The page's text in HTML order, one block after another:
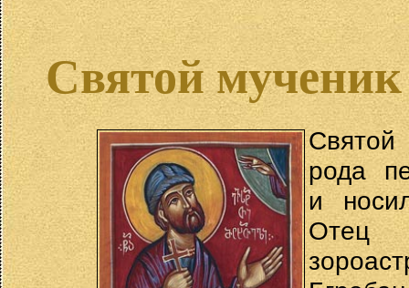
Святой
Святой
рода
и
Отец